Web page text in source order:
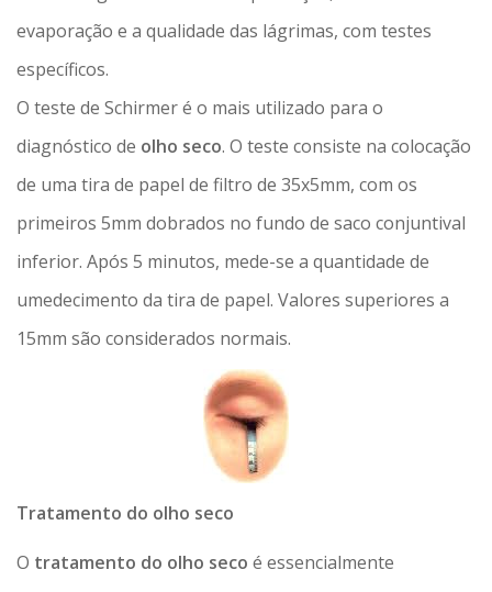
evaporação e a qualidade das lágrimas, com testes
específicos.
O teste de Schirmer é o mais utilizado para o
diagnóstico de olho seco. O teste consiste na colocação
de uma tira de papel de filtro de 35x5mm, com os
primeiros 5mm dobrados no fundo de saco conjuntival
inferior. Após 5 minutos, mede-se a quantidade de
umedecimento da tira de papel. Valores superiores a
15mm são considerados normais.
Tratamento do olho seco
O tratamento do olho seco é essencialmente